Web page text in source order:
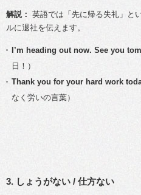
解説： 英語では「先に帰る失礼」と
ルに退社を伝えます。
I’m heading out now. See you
日！）
Thank you for your hard work
なく労いの言葉）
3. しょうがない / 仕方ない